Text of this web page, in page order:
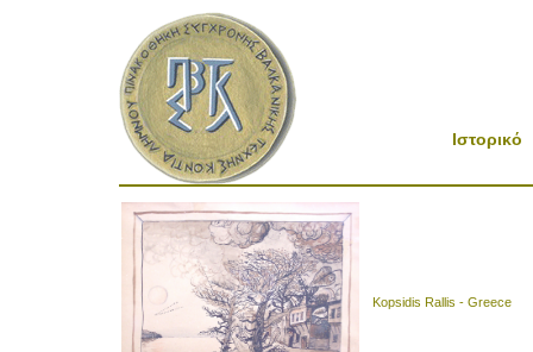
Ιστορικό
Kopsidis Rallis - Greece